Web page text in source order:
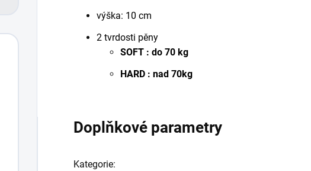
výška: 10 cm
2 tvrdosti pěny
SOFT : do 70 kg
HARD : nad 70kg
Doplňkové parametry
Kategorie: